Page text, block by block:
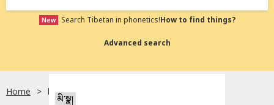
New Search Tibetan in phonetics!How to find things?
Advanced search
Home bdr:P1PD96269
མི་སྣ།